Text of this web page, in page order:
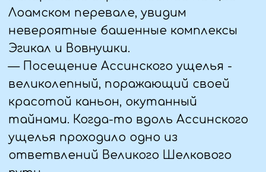
— Наскальная крепость Дзивгис -
самое мощное фортификационное
сооружение Северного Кавказа.
— Самый высокогорный монастырь
России. Аланский монастырь
уровнем моря. Затем покатаемся на
небесных качелях с видом на всю
долину.
— «Город мертвых» в Даргавсе. Так
называется комплекс из 95 склеповых
сооружений - самый крупный такого